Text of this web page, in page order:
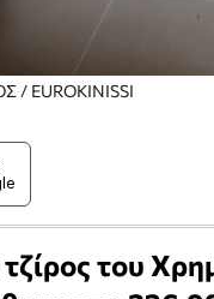
EUROKINISSI
του